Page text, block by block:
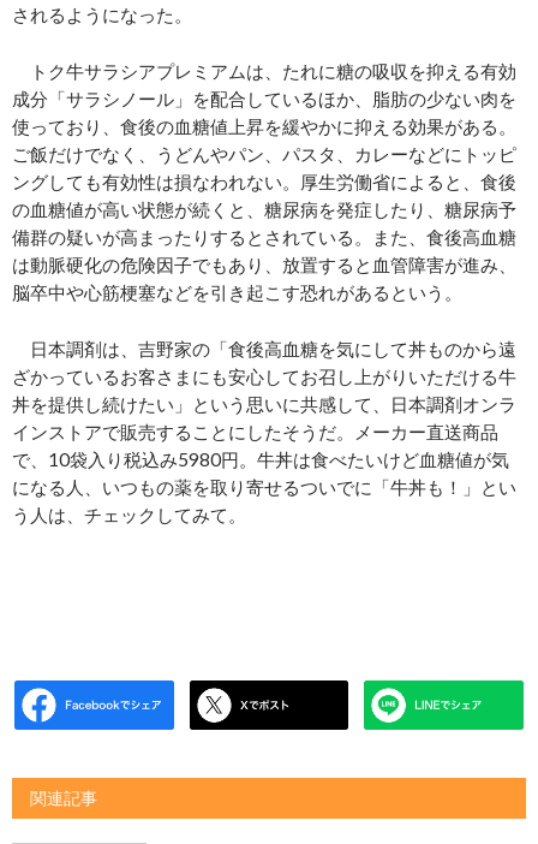
されるようになった。
トク牛サラシアプレミアムは、たれに糖の吸収を抑える有効
成分「サラシノール」を配合しているほか、脂肪の少ない肉を
使っており、食後の血糖値上昇を緩やかに抑える効果がある。
ご飯だけでなく、うどんやパン、パスタ、カレーなどにトッピ
ングしても有効性は損なわれない。厚生労働省によると、食後
の血糖値が高い状態が続くと、糖尿病を発症したり、糖尿病予
備群の疑いが高まったりするとされている。また、食後高血糖
は動脈硬化の危険因子でもあり、放置すると血管障害が進み、
脳卒中や心筋梗塞などを引き起こす恐れがあるという。
日本調剤は、吉野家の「食後高血糖を気にして丼ものから遠
ざかっているお客さまにも安心してお召し上がりいただける牛
丼を提供し続けたい」という思いに共感して、日本調剤オンラ
インストアで販売することにしたそうだ。メーカー直送商品
で、10袋入り税込み5980円。牛丼は食べたいけど血糖値が気
になる人、いつもの薬を取り寄せるついでに「牛丼も！」とい
う人は、チェックしてみて。
関連記事